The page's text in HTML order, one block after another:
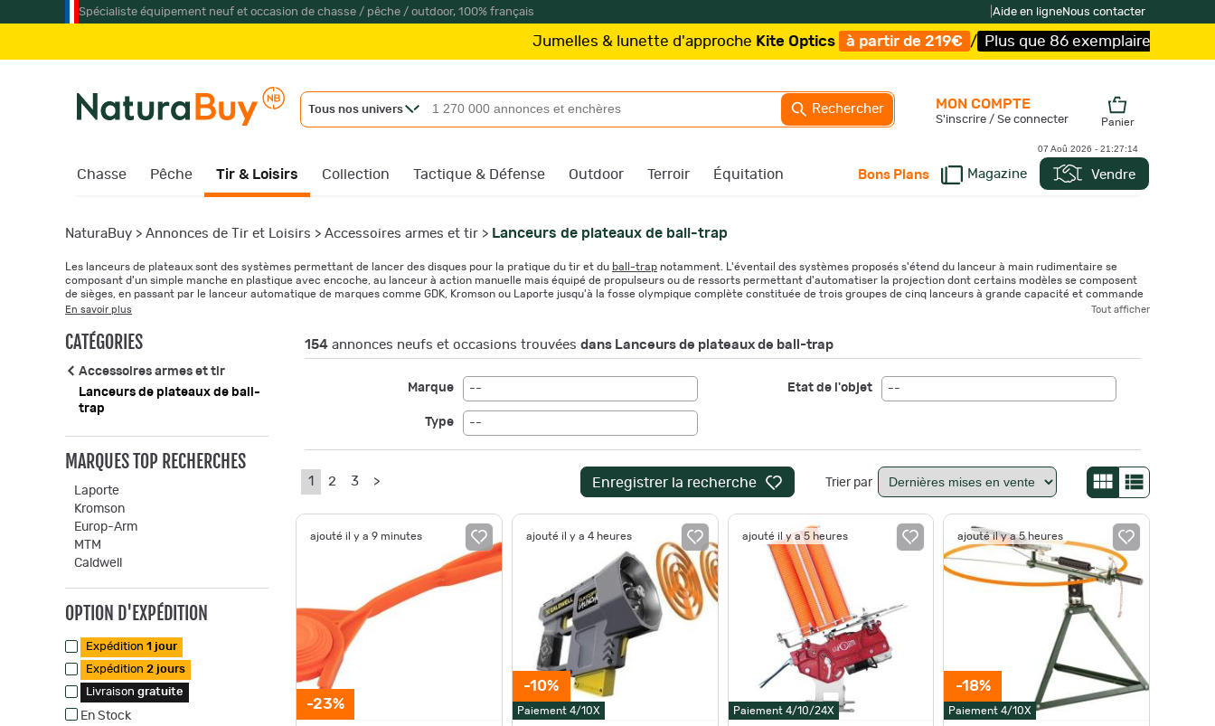
Spécialiste équipement neuf et occasion de chasse / pêche / outdoor, 100% français Aide en ligneNous contacter
Jumelles & lunette d'approcheKite Optics à partir de 219€ / Plus que 86 exemplaires ! /Livraison offerte et
Tous nos univers Rechercher
Chasse Pêche Tir & Loisirs Collection Tactique & Défense Outdoor Terroir Équitation Bons Plans Magazine Vendre
MON COMPTE
S'inscrire / Se connecter Panier
07 Aoû 2026 - 21:27:16
NaturaBuy > Annonces de Tir et Loisirs > Accessoires armes et tir > Lanceurs de plateaux de ball-trap
Les lanceurs de plateaux sont des systèmes permettant de lancer des disques pour la pratique du tir et du ball-trap notamment. L'éventail des systèmes proposés s'étend du lanceur à main rudimentaire se
composant d'un simple manche en plastique avec encoche, au lanceur à action manuelle mais équipé de propulseurs ou de ressorts permettant d'automatiser la projection dont certains modèles se composent
de sièges, en passant par le lanceur automatique de marques comme GDK, Kromson ou Laporte jusqu'à la fosse olympique complète constituée de trois groupes de cinq lanceurs à grande capacité et commande
électronique.
Tout afficher
En savoir plus
CATÉGORIES
Accessoires armes et tir
Lanceurs de plateaux de ball-
trap
MARQUES TOP RECHERCHES
Laporte
Kromson
Europ-Arm
MTM
Caldwell
OPTION D'EXPÉDITION
Expédition 1 jour
Expédition 2 jours
Livraison gratuite
En Stock
154 annonces neufs et occasions trouvées dans Lanceurs de plateaux de ball-trap
Marque --
Type --
Etat de l'objet --
1 2 3 > Enregistrer la recherche Trier par
ajouté il y a 9 minutes
-23%
ajouté il y a 4 heures
-10%
Paiement 4/10X
ajouté il y a 5 heures
Paiement 4/10/24X
ajouté il y a 5 heures
-18%
Paiement 4/10X